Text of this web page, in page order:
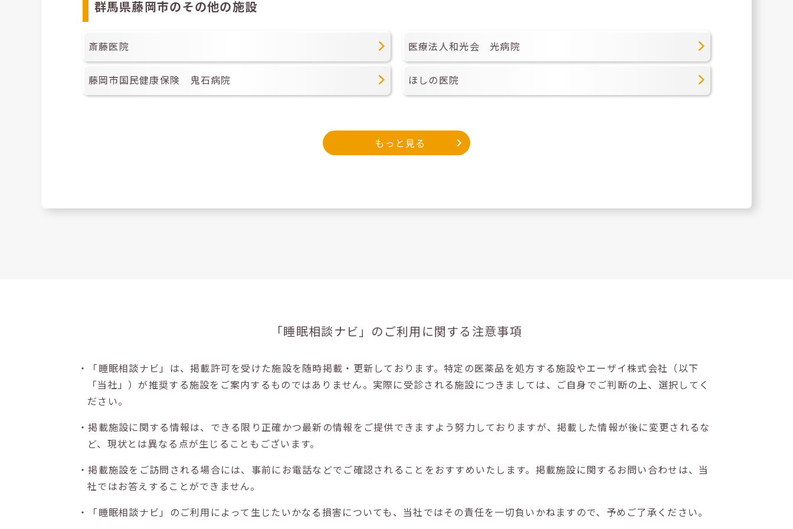
群馬県藤岡市のその他の施設
斎藤医院 医療法人和光会 光病院
藤岡市国民健康保険 鬼石病院 ほしの医院
もっと見る
「睡眠相談ナビ」の ご利用に関する注意事項
・「睡眠相談ナビ」は、掲載許可を受けた施設を随時掲載・更新しております。特定の医薬品を処方する施設やエーザイ株式会社（以下
「当社」）が推奨する施設をご案内するものではありません。実際に受診される施設につきましては、ご自身でご判断の上、選択してく
ださい。
・掲載施設に関する情報は、できる限り正確かつ最新の情報をご提供できますよう努力しておりますが、掲載した情報が後に変更されるな
ど、現状とは異なる点が生じることもございます。
・掲載施設をご訪問される場合には、事前にお電話などでご確認されることをおすすめいたします。掲載施設に関するお問い合わせは、当
社ではお答えすることができません。
・「睡眠相談ナビ」のご利用によって生じたいかなる損害についても、当社ではその責任を一切負いかねますので、予めご了承ください。